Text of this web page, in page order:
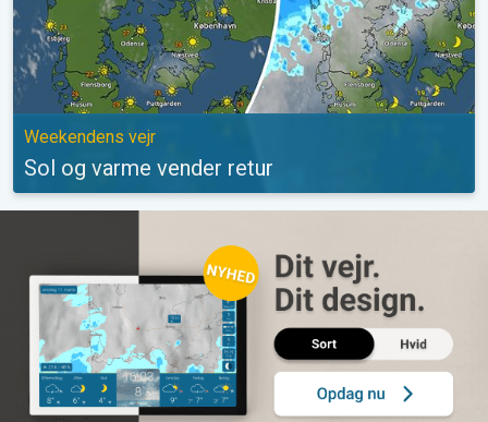
Weekendens vejr
Sol og varme vender retur